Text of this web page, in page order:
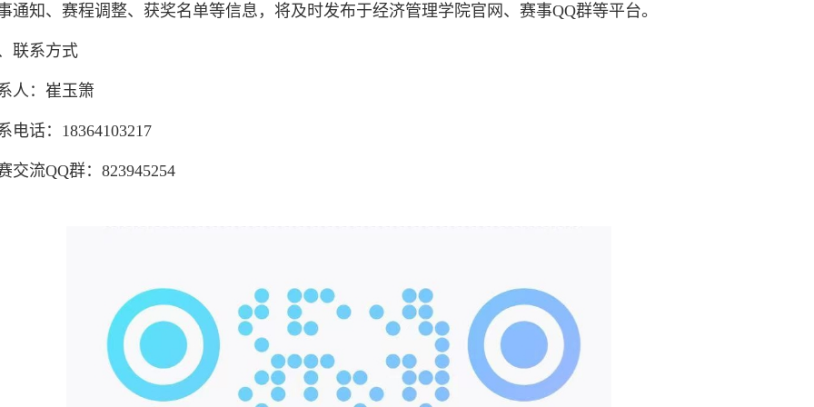
知、赛程调整、获奖名单等信息，将及时发布于经济管理学院官网、赛事QQ群等平台。
系方式
：崔玉箫
话：18364103217
流QQ群：823945254